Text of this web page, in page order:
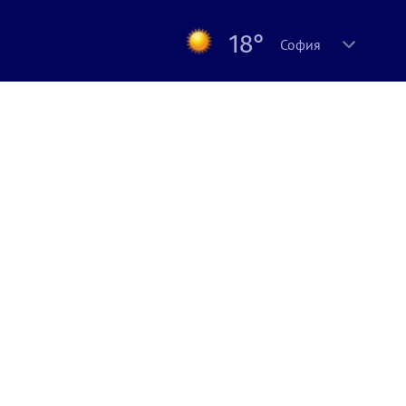
18° София